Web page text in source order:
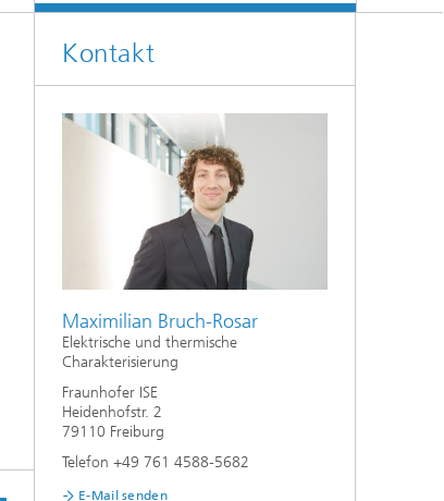
Kontakt
Maximilian Bruch-Rosar
Elektrische und thermische
Charakterisierung
Fraunhofer ISE
Heidenhofstr. 2
79110 Freiburg
Telefon +49 761 4588-5682
E-Mail senden